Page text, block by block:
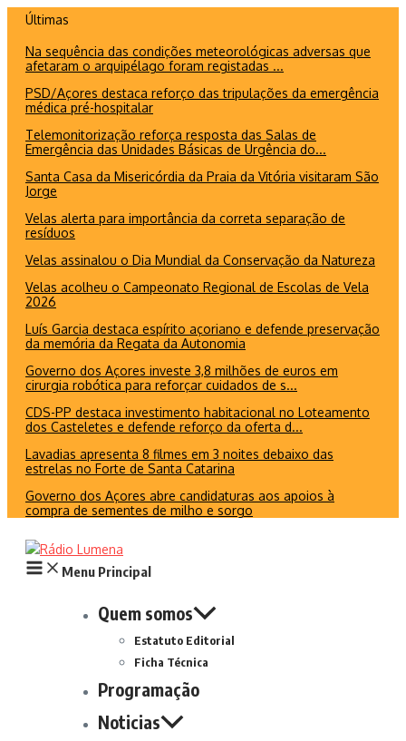
conteúdo
Últimas
Na sequência das condições meteorológicas adversas que
afetaram o arquipélago foram registadas ...
PSD/Açores destaca reforço das tripulações da emergência
médica pré-hospitalar
Telemonitorização reforça resposta das Salas de
Emergência das Unidades Básicas de Urgência do...
Santa Casa da Misericórdia da Praia da Vitória visitaram São
Jorge
Velas alerta para importância da correta separação de
resíduos
Velas assinalou o Dia Mundial da Conservação da Natureza
Velas acolheu o Campeonato Regional de Escolas de Vela
2026
Luís Garcia destaca espírito açoriano e defende preservação
da memória da Regata da Autonomia
Governo dos Açores investe 3,8 milhões de euros em
cirurgia robótica para reforçar cuidados de s...
CDS-PP destaca investimento habitacional no Loteamento
dos Casteletes e defende reforço da oferta d...
Lavadias apresenta 8 filmes em 3 noites debaixo das
estrelas no Forte de Santa Catarina
Governo dos Açores abre candidaturas aos apoios à
compra de sementes de milho e sorgo
Menu Principal
Quem somos
Estatuto Editorial
Ficha Técnica
Programação
Noticias